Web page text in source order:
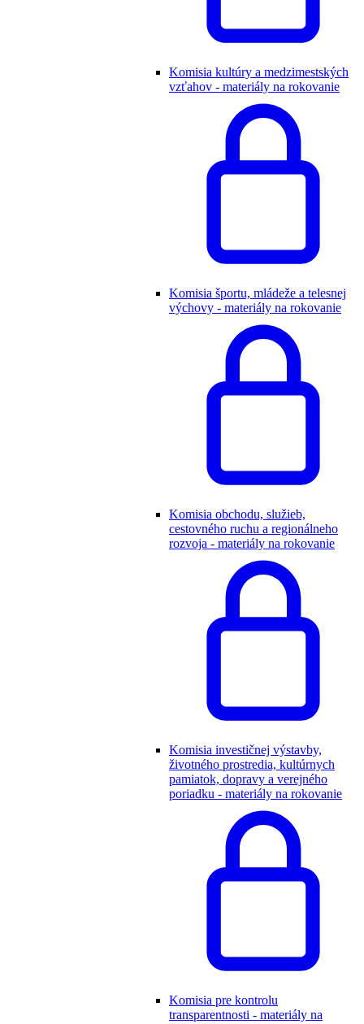
Komisia kultúry a medzimestských
vzťahov - materiály na rokovanie
Komisia športu, mládeže a telesnej
výchovy - materiály na rokovanie
Komisia obchodu, služieb,
cestovného ruchu a regionálneho
rozvoja - materiály na rokovanie
Komisia investičnej výstavby,
životného prostredia, kultúrnych
pamiatok, dopravy a verejného
poriadku - materiály na rokovanie
Komisia pre kontrolu
transparentnosti - materiály na